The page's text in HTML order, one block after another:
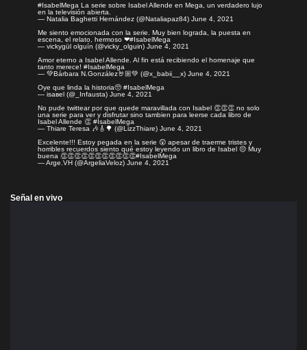
#IsabelMega La serie sobre Isabel Allende en Mega, un verdadero lujo
en la televisión abierta.
— Natalia Baghetti Hernández (@Nataliapaz84) June 4, 2021
Me siento emocionada con la serie. Muy bien lograda, la puesta en
escena, el relato, hermoso ❤#IsabelMega
— vickygül olguín (@vicky_olguin) June 4, 2021
Amor eterno a Isabel Allende. Al fin está recibiendo el homenaje que
tanto merece! #IsabelMega
— 💚Bárbara N.González🤘🏼💚 (@x_babii__x) June 4, 2021
Oye que linda la historia🥺 #IsabelMega
— isавel (@_Infausta) June 4, 2021
No pude twittear por que quede maravillada con Isabel 👏👏👏 no solo
una serie para ver y disfrutar sino tambien para leerse cada libro de
Isabel Allende 👏 #IsabelMega
— Thiare Teresa 🎶🎸🌳 (@LizzThiare) June 4, 2021
Excelente!!! Estoy pegada en la serie 😲 apesar de traerme tristes y
horribles recuerdos siento qué estoy leyendo un libro de Isabel 😔 Muy
buena 👏👏👏👏👏👏👏👏👏👏👏#IsabelMega
— Arge.VH (@ArgeliaVeloz) June 4, 2021
Señal en vivo